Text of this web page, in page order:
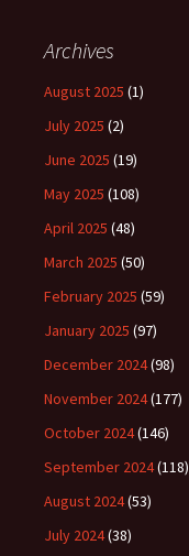
Archives
August 2025 (1)
July 2025 (2)
June 2025 (19)
May 2025 (108)
April 2025 (48)
March 2025 (50)
February 2025 (59)
January 2025 (97)
December 2024(98)
November 2024(177)
October 2024(146)
September 2024(118)
August 2024(53)
July 2024(38)